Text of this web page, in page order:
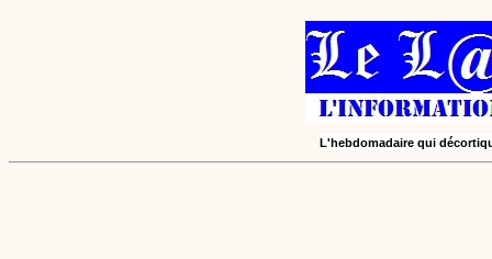
L'hebdomadaire qui